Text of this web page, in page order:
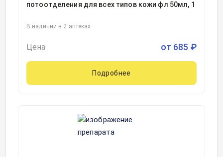
потоотделения для всех типов кожи фл 50мл, 1
В наличии в 2 аптеках
Цена от 685 ₽
Подробнее